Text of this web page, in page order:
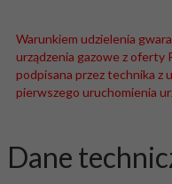
Warunkiem udzielenia
urządzenia gazowe z oferty
podpisana przez technika z
pierwszego uruchomienia
Dane